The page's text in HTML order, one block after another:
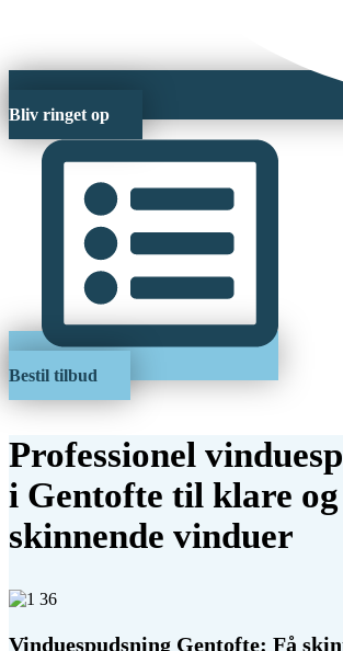
Bliv ringet op
Bestil tilbud
Professionel
i Gentofte til klare og
skinnende vinduer
Vinduespudsning Gentofte: Få